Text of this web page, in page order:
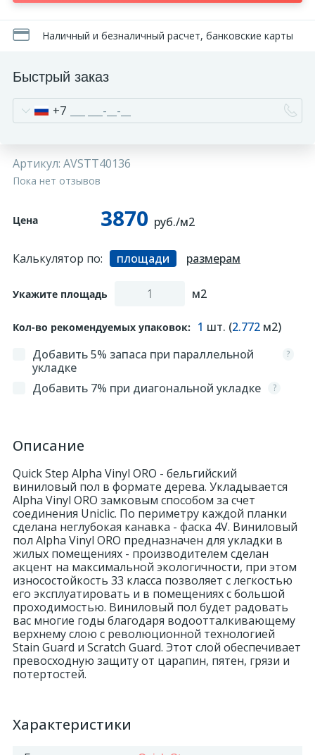
Наличный и безналичный расчет, банковские карты
Быстрый заказ
+7
Артикул: AVSTT40136
Пока нет отзывов
Цена 3870 руб./м2
Калькулятор по: площади размерам
Укажите площадь м2
Кол-во рекомендуемых упаковок: 1 шт. (2.772 м2)
Добавить 5% запаса при параллельной
укладке
?
Добавить 7% при диагональной укладке ?
Описание
Quick Step Alpha Vinyl ORO - бельгийский
виниловый пол в формате дерева. Укладывается
Alpha Vinyl ORO замковым способом за счет
соединения Uniclic. По периметру каждой планки
сделана неглубокая канавка - фаска 4V. Виниловый
пол Alpha Vinyl ORO предназначен для укладки в
жилых помещениях - производителем сделан
акцент на максимальной экологичности, при этом
износостойкость 33 класса позволяет с легкостью
его эксплуатировать и в помещениях с большой
проходимостью. Виниловый пол будет радовать
вас многие годы благодаря водоотталкивающему
верхнему слою с революционной технологией
Stain Guard и Scratch Guard. Этот слой обеспечивает
превосходную защиту от царапин, пятен, грязи и
потертостей.
Характеристики
Декоративные панно
Кессоны и купола
Колонны
Консоли
Кронштейны
Ниши
Обрамления зеркал
Орнаменты
Орнаменты цветные
Постаменты
Розетки
263
Розетки цветные
Сандрики
Светильники и полки